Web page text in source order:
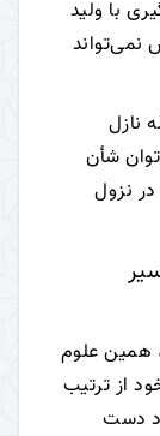
با ولید
نازل
شأن
نزول
همین علوم
از ترتیب
دست